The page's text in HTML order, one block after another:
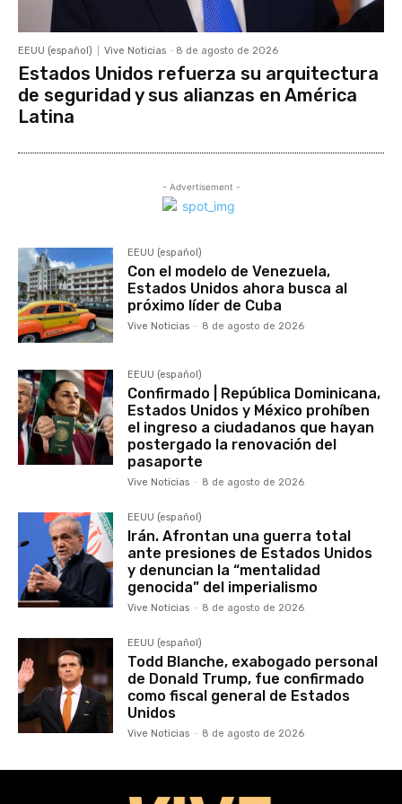
EEUU (español) Vive Noticias - 8 de agosto de 2026
Estados Unidos refuerza su arquitectura
de seguridad y sus alianzas en América
Latina
- Advertisement -
EEUU (español)
Con el modelo de Venezuela,
Estados Unidos ahora busca al
próximo líder de Cuba
Vive Noticias - 8 de agosto de 2026
EEUU (español)
Confirmado | República Dominicana,
Estados Unidos y México prohíben
el ingreso a ciudadanos que hayan
postergado la renovación del
pasaporte
Vive Noticias - 8 de agosto de 2026
EEUU (español)
Irán. Afrontan una guerra total
ante presiones de Estados Unidos
y denuncian la “mentalidad
genocida” del imperialismo
Vive Noticias - 8 de agosto de 2026
EEUU (español)
Todd Blanche, exabogado personal
de Donald Trump, fue confirmado
como fiscal general de Estados
Unidos
Vive Noticias - 8 de agosto de 2026